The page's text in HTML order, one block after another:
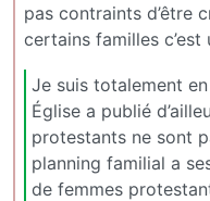
pas contraints d’être
certains familles
Je suis totalement
Église a publié
protestants ne sont
planning familial a
de femmes